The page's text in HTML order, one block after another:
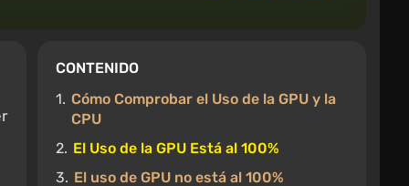
CONTENIDO
1. Cómo Comprobar el Uso de la GPU y la
CPU
2. El Uso de la GPU Está al 100%
3. El uso de GPU no está al 100%